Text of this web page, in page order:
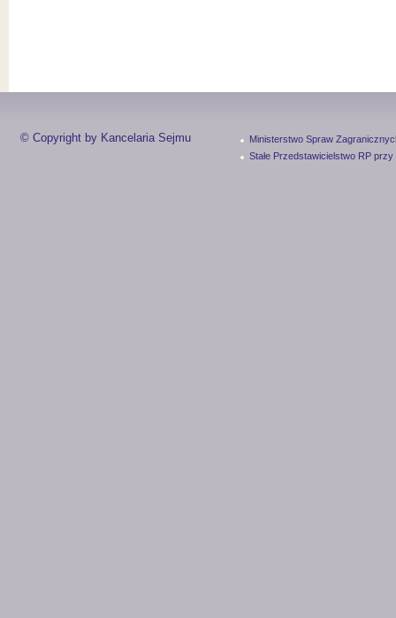
© Copyright by Kancelaria Sejmu
Ministerstwo Spraw
Stałe Przedstawicielstwo RP przy